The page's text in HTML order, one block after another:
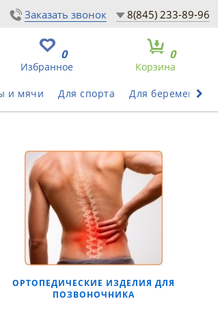
Заказать звонок 8(845) 233-89-96
Корзина
0
Избранное
0
и мячи Для спорта Для беременных
ОРТОПЕДИЧЕСКИЕ ИЗДЕЛИЯ ДЛЯ
ПОЗВОНОЧНИКА